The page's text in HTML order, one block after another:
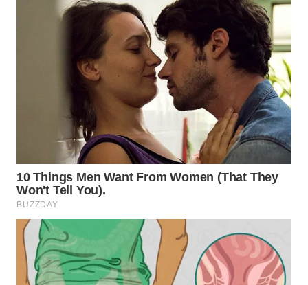
WN
BOGOR
DEPOK
WN
TAPANULI